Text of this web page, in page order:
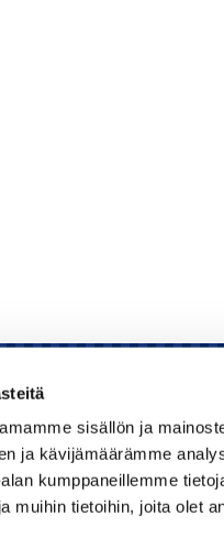
sisällön ja
ja kävijämäärämme
kumppaneillemme
muihin tietoihin, joita olet
Kauppakamari
Koulutukset ja